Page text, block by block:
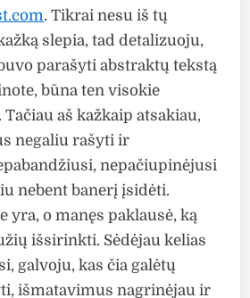
. Tikrai nesu iš tų
slepia, tad detalizuoju,
parašyti abstraktų tekstą
būna ten visokie
aš kažkaip atsakiau,
negaliu rašyti ir
nepačiupinėjusi
nebent banerį įsidėti.
yra, o manęs paklausė, ką
išsirinkti. Sėdėjau kelias
galvoju, kas čia galėtų
išmatavimus nagrinėjau ir